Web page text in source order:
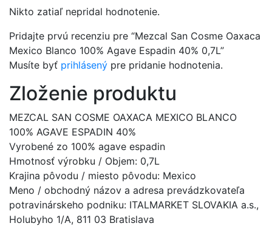
Nikto zatiaľ nepridal hodnotenie.
Pridajte prvú recenziu pre “Mezcal San Cosme Oaxaca
Mexico Blanco 100% Agave Espadin 40% 0,7L”
Musíte byť prihlásený pre pridanie hodnotenia.
Zloženie produktu
MEZCAL SAN COSME OAXACA MEXICO BLANCO
100% AGAVE ESPADIN 40%
Vyrobené zo 100% agave espadin
Hmotnosť výrobku / Objem: 0,7L
Krajina pôvodu / miesto pôvodu: Mexico
Meno / obchodný názov a adresa prevádzkovateľa
potravinárskeho podniku: ITALMARKET SLOVAKIA a.s.,
Holubyho 1/A, 811 03 Bratislava